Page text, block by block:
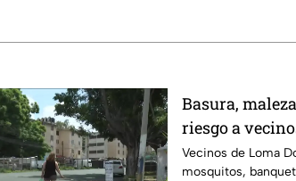
Basura,
riesgo a
Vecinos de Loma
mosquitos,